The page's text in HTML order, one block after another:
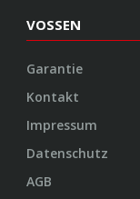
VOSSEN
Garantie
Kontakt
Impressum
Datenschutz
AGB